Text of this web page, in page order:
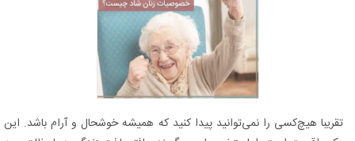
تقریبا هیچ‌کسی را نمی‌توانید پیدا کنید که همیشه خوشحال و آرام باشد. این